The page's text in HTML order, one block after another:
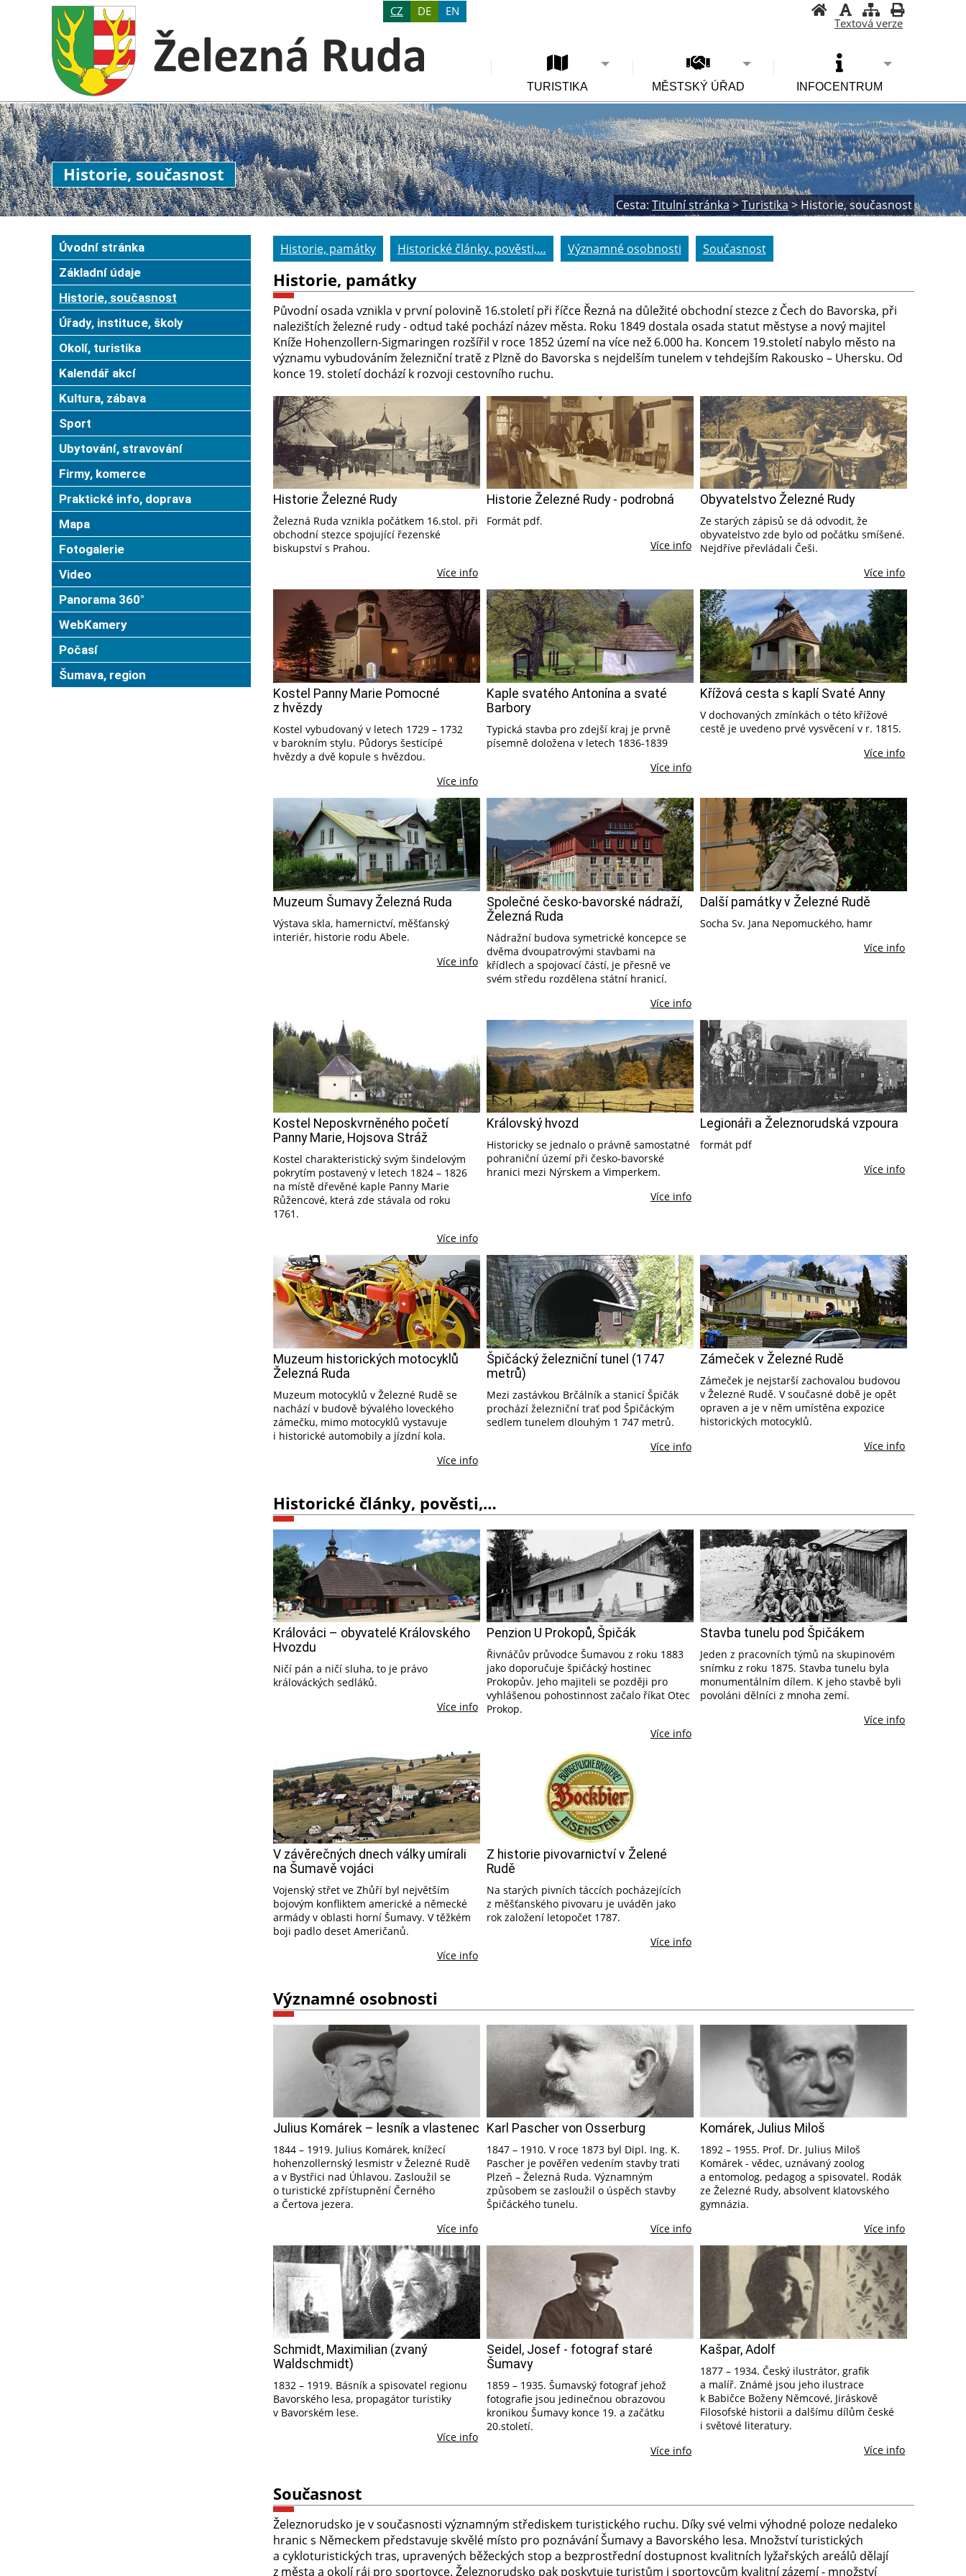
CZ DE EN
Textová verze
TURISTIKA MĚSTSKÝ ÚŘAD INFOCENTRUM
Historie, současnost
Cesta: Titulní stránka>Turistika>Historie, současnost
Úvodní stránka
Základní údaje
Historie, současnost
Úřady, instituce, školy
Okolí, turistika
Kalendář akcí
Kultura, zábava
Sport
Ubytování, stravování
Firmy, komerce
Praktické info, doprava
Mapa
Fotogalerie
Video
Panorama 360°
WebKamery
Počasí
Šumava, region
Historie, památky Historické články, pověsti,… Významné osobnosti Současnost
Historie, památky
Původní osada vznikla v první polovině 16.století při říčce Řezná na důležité obchodní stezce z Čech do Bavorska, při
nalezištích železné rudy - odtud také pochází název města. Roku 1849 dostala osada statut městyse a nový majitel
Kníže Hohenzollern-Sigmaringen rozšířil v roce 1852 území na více než 6.000 ha. Koncem 19.století nabylo město na
významu vybudováním železniční tratě z Plzně do Bavorska s nejdelším tunelem v tehdejším Rakousko – Uhersku. Od
konce 19. století dochází k rozvoji cestovního ruchu.
Historie Železné Rudy
Železná Ruda vznikla počátkem 16.stol. při
obchodní stezce spojující řezenské
biskupství s Prahou.
Více info
Historie Železné Rudy - podrobná
Formát pdf.
Více info
Obyvatelstvo Železné Rudy
Ze starých zápisů se dá odvodit, že
obyvatelstvo zde bylo od počátku smíšené.
Nejdříve převládali Češi.
Více info
Kostel Panny Marie Pomocné
z hvězdy
Kostel vybudovaný v letech 1729 – 1732
v barokním stylu. Půdorys šesticípé
hvězdy a dvě kopule s hvězdou.
Více info
Kaple svatého Antonína a svaté
Barbory
Typická stavba pro zdejší kraj je prvně
písemně doložena v letech 1836-1839
Více info
Křížová cesta s kaplí Svaté Anny
V dochovaných zmínkách o této křížové
cestě je uvedeno prvé vysvěcení v r. 1815.
Více info
Muzeum Šumavy Železná Ruda
Výstava skla, hamernictví, měšťanský
interiér, historie rodu Abele.
Více info
Společné česko-bavorské nádraží,
Železná Ruda
Nádražní budova symetrické koncepce se
dvěma dvoupatrovými stavbami na
křídlech a spojovací částí, je přesně ve
svém středu rozdělena státní hranicí.
Více info
Další památky v Železné Rudě
Socha Sv. Jana Nepomuckého, hamr
Více info
Kostel Neposkvrněného početí
Panny Marie, Hojsova Stráž
Kostel charakteristický svým šindelovým
pokrytím postavený v letech 1824 – 1826
na místě dřevěné kaple Panny Marie
Růžencové, která zde stávala od roku
1761.
Více info
Královský hvozd
Historicky se jednalo o právně samostatné
pohraniční území při česko-bavorské
hranici mezi Nýrskem a Vimperkem.
Více info
Legionáři a Železnorudská vzpoura
formát pdf
Více info
Muzeum historických motocyklů
Železná Ruda
Muzeum motocyklů v Železné Rudě se
nachází v budově bývalého loveckého
zámečku, mimo motocyklů vystavuje
i historické automobily a jízdní kola.
Více info
Špičácký železniční tunel (1747
metrů)
Mezi zastávkou Brčálník a stanicí Špičák
prochází železniční trať pod Špičáckým
sedlem tunelem dlouhým 1 747 metrů.
Více info
Zámeček v Železné Rudě
Zámeček je nejstarší zachovalou budovou
v Železné Rudě. V současné době je opět
opraven a je v něm umístěna expozice
historických motocyklů.
Více info
Historické články, pověsti,…
Králováci – obyvatelé Královského
Hvozdu
Ničí pán a ničí sluha, to je právo
králováckých sedláků.
Více info
Penzion U Prokopů, Špičák
Řivnáčův průvodce Šumavou z roku 1883
jako doporučuje špičácký hostinec
Prokopův. Jeho majiteli se později pro
vyhlášenou pohostinnost začalo říkat Otec
Prokop.
Více info
Stavba tunelu pod Špičákem
Jeden z pracovních týmů na skupinovém
snímku z roku 1875. Stavba tunelu byla
monumentálním dílem. K jeho stavbě byli
povoláni dělníci z mnoha zemí.
Více info
V závěrečných dnech války umírali
na Šumavě vojáci
Vojenský střet ve Zhůří byl největším
bojovým konfliktem americké a německé
armády v oblasti horní Šumavy. V těžkém
boji padlo deset Američanů.
Více info
Z historie pivovarnictví v Želené
Rudě
Na starých pivních táccích pocházejících
z měšťanského pivovaru je uváděn jako
rok založení letopočet 1787.
Více info
Významné osobnosti
Julius Komárek – lesník a vlastenec
1844 – 1919. Julius Komárek, knížecí
hohenzollernský lesmistr v Železné Rudě
a v Bystřici nad Úhlavou. Zasloužil se
o turistické zpřístupnění Černého
a Čertova jezera.
Více info
Karl Pascher von Osserburg
1847 – 1910. V roce 1873 byl Dipl. Ing. K.
Pascher je pověřen vedením stavby trati
Plzeň – Železná Ruda. Významným
způsobem se zasloužil o úspěch stavby
Špičáckého tunelu.
Více info
Komárek, Julius Miloš
1892 – 1955. Prof. Dr. Julius Miloš
Komárek - vědec, uznávaný zoolog
a entomolog, pedagog a spisovatel. Rodák
ze Železné Rudy, absolvent klatovského
gymnázia.
Více info
Schmidt, Maximilian (zvaný
Waldschmidt)
1832 – 1919. Básník a spisovatel regionu
Bavorského lesa, propagátor turistiky
v Bavorském lese.
Více info
Seidel, Josef - fotograf staré
Šumavy
1859 – 1935. Šumavský fotograf jehož
fotografie jsou jedinečnou obrazovou
kronikou Šumavy konce 19. a začátku
20.století.
Více info
Kašpar, Adolf
1877 – 1934. Český ilustrátor, grafik
a malíř. Známé jsou jeho ilustrace
k Babičce Boženy Němcové, Jiráskově
Filosofské historii a dalšímu dílům české
i světové literatury.
Více info
Současnost
Železnorudsko je v současnosti významným střediskem turistického ruchu. Díky své velmi výhodné poloze nedaleko
hranic s Německem představuje skvělé místo pro poznávání Šumavy a Bavorského lesa. Množství turistických
a cykloturistických tras, upravených běžeckých stop a bezprostřední dostupnost kvalitních lyžařských areálů dělají
z města a okolí ráj pro sportovce. Železnorudsko pak poskytuje turistům i sportovcům kvalitní zázemí - množství